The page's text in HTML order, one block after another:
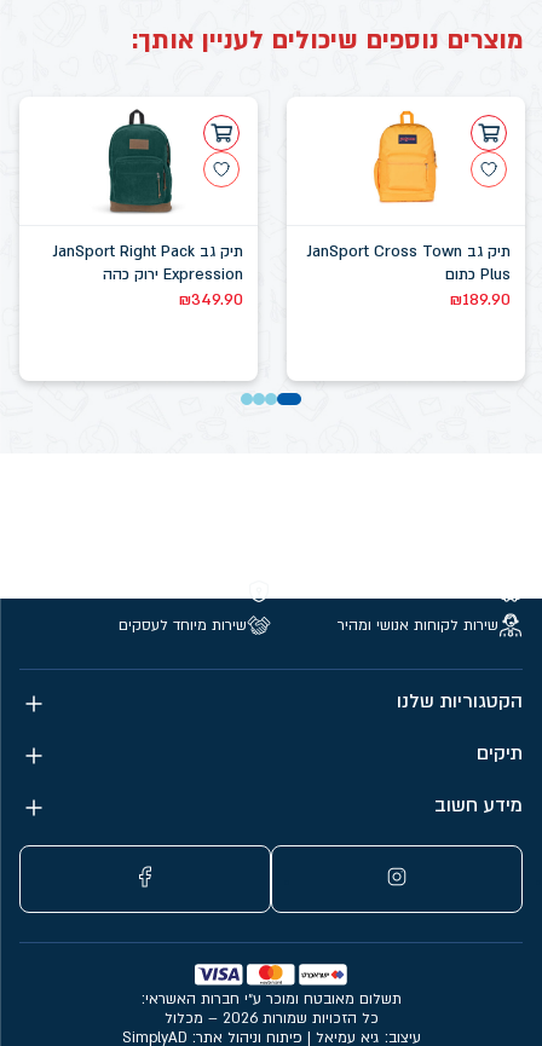
מוצרים נוספים שיכולים לעניין אותך:
תיק גב JanSport Cross Town
Plus כתום
₪189.90
תיק גב JanSport Right Pack
Expression ירוק כהה
₪349.90
שירות לקוחות אנושי ומהיר
שירות מיוחד לעסקים
הקטגוריות שלנו
תיקים
מידע חשוב
עיצוב: גיא עמיאל | פיתוח וניהול אתר: SimplyAD
תשלום מאובטח ומוכר ע״י חברות האשראי:
כל הזכויות שמורות 2026 – מכלול